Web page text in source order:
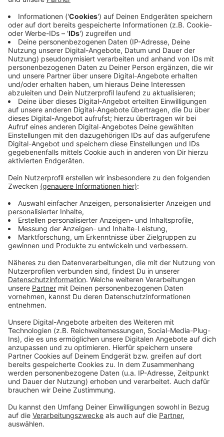
und so viel Online-Studium wie nötig anzubieten. Für
den Fall der Fälle sind mehr Online-Formate in
Vorbereitung. Wichtige Links zum Einschreiben haben
wir auf RADIO RST.de.
Anzeige
10:00 Uhr - Münster: Caritas fordert mehr Geld für
den Kinderschutz
Die Caritas im Bistum Münter fordert, dass Bund und
Land sich an den Kosten für den Kinderschutz
beteiligen. Wegen der aktuellen Missbrauchsfälle
gebe es viel Aufmerksamkeit für das Thema. In der
Kinder- und Jugendhilfe gebe es teilweise mehr Fälle.
Das führe dazu, dass die Mitarbeiter pro Kind weniger
Zeit haben. Die Caritas im Bistum Münster kritisiert,
dass die Jugendämter der Kommunen teilweise nicht
genügend Geld haben.
Anzeige
08:35 Uhr - Münster: Maskenmuffel nutzen falsche
Atteste - Großkontrolle am Montag
Attesten zu Maskenpflicht. Bei den Kontrollen an
Bahnhöfen und in Zügen und Bussen sind immer wieder
Atteste aus dem Internet aufgetaucht. Fahrgäste
versuchen damit, um die Maske herumzukommen. Ein
Arzt hatte das Attest zum Download angeboten. Die
Nutzer brauchten nur noch Name und Adresse
einzutragen. Die Bundespolizei sagt: Wer so ein Papier
vorzeigt, macht sich strafbar.Zur vollständigen
Meldung.